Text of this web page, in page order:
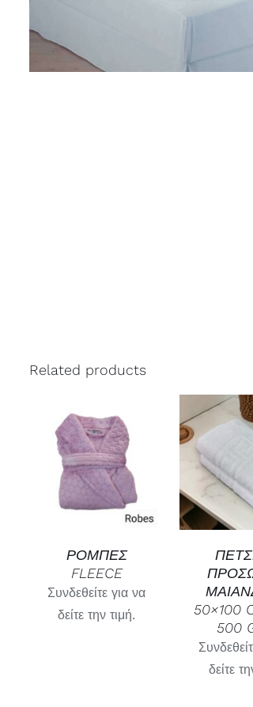
Related products
SELECT OPTIONS
/
ΓΡΉΓΟΡΗ
ΠΡΟΒΟΛΉ
ΡΟΜΠΕΣ
FLEECE
Συνδεθείτε για να
δείτε την τιμή.
50×100
500
δείτε